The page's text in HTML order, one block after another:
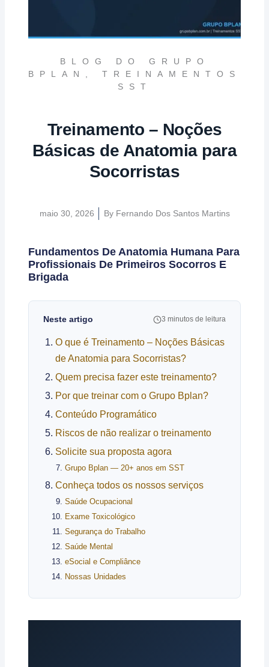
BLOG DO GRUPO
BPLAN , TREINAMENTOS
SST
Treinamento – Noções
Básicas de Anatomia para
Socorristas
maio 30, 2026 ByFernando Dos Santos Martins
Fundamentos De Anatomia Humana Para
Profissionais De Primeiros Socorros E
Brigada
Neste artigo 3 minutos de leitura
O que é Treinamento – Noções Básicas
de Anatomia para Socorristas?
Quem precisa fazer este treinamento?
Por que treinar com o Grupo Bplan?
Conteúdo Programático
Riscos de não realizar o treinamento
Solicite sua proposta agora
Grupo Bplan — 20+ anos em SST
Conheça todos os nossos serviços
Saúde Ocupacional
Exame Toxicológico
Segurança do Trabalho
Saúde Mental
eSocial e Compliânce
Nossas Unidades